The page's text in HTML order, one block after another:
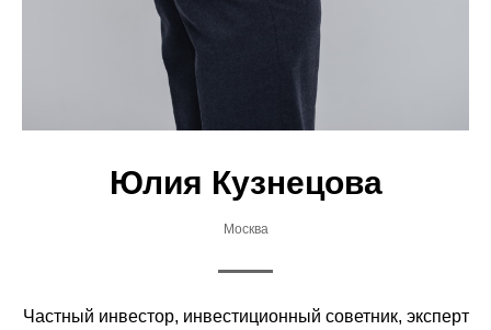
Юлия Кузнецова
Москва
Частный инвестор, инвестиционный советник, эксперт